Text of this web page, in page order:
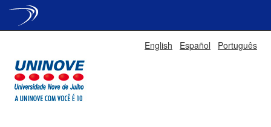
English Español Português